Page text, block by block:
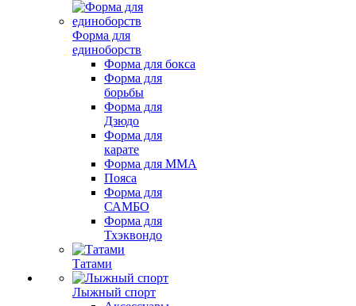
Форма для
единоборств
Форма для бокса
Форма для
борьбы
Форма для
Дзюдо
Форма для
карате
Форма для MMA
Пояса
Форма для
САМБО
Форма для
Тхэквондо
Татами
Лыжный спорт